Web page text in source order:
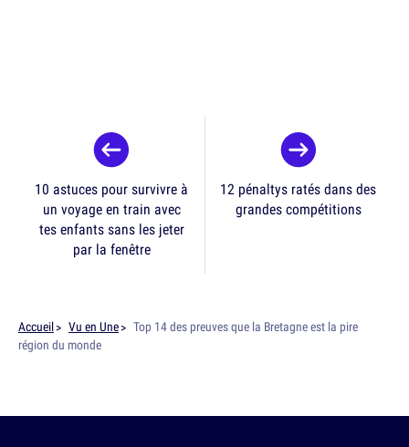
10 astuces pour survivre à
un voyage en train avec
tes enfants sans les jeter
par la fenêtre
12 pénaltys ratés dans des
grandes compétitions
Accueil Vu en Une
Top 14 des preuves que la Bretagne est la pire
région du monde